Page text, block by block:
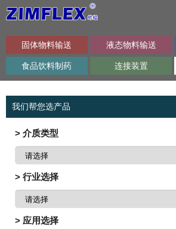
固体物料输送 液态物料输送
食品饮料制药 连接装置
我们帮您选产品
> 介质类型
> 行业选择
> 应用选择